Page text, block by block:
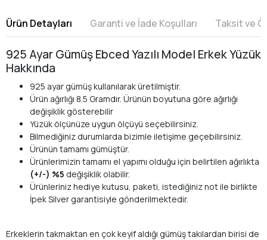
Ürün Detayları Garanti ve İade Koşulları Taksit ve
925 Ayar Gümüş Ebced Yazılı Model Erkek Yüzük
Hakkında
925 ayar gümüş kullanılarak üretilmiştir.
Ürün ağırlığı 8.5 Gramdır. Ürünün boyutuna göre ağırlığı
değişiklik gösterebilir
Yüzük ölçünüze uygun ölçüyü seçebilirsiniz.
Bilmediğiniz durumlarda bizimle iletişime geçebilirsiniz.
Ürünün tamamı gümüştür.
Ürünlerimizin tamamı el yapımı olduğu için belirtilen ağırlıkta
(+/-) %5 değişiklik olabilir.
Ürünleriniz hediye kutusu, paketi, istediğiniz not ile birlikte
İpek Silver garantisiyle gönderilmektedir.
Erkeklerin takmaktan en çok keyif aldığı gümüş takılardan birisi de